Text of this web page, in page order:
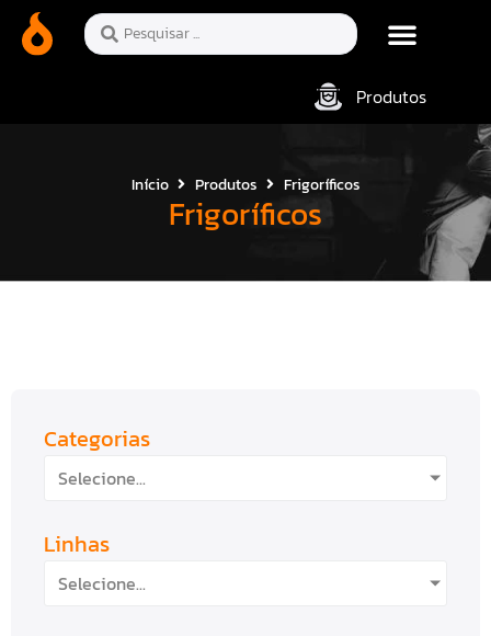
Produtos
Frigoríficos
Início Produtos Frigoríficos
Categorias
Selecione...
Linhas
Selecione...